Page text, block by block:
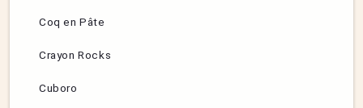
Coq en Pâte
Crayon Rocks
Cuboro